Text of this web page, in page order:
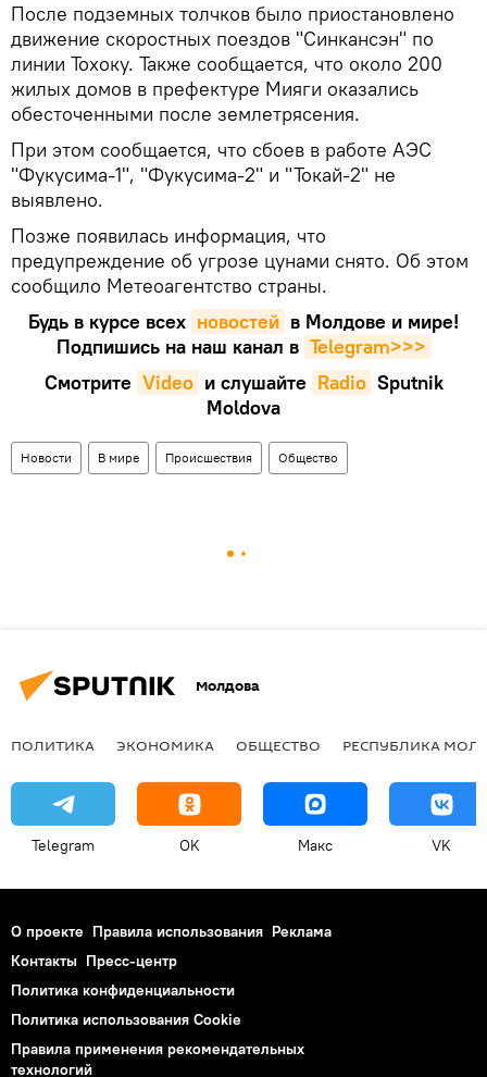
После подземных толчков было приостановлено
движение скоростных поездов "Синкансэн" по
линии Тохоку. Также сообщается, что около 200
жилых домов в префектуре Мияги оказались
обесточенными после землетрясения.
При этом сообщается, что сбоев в работе АЭС
"Фукусима-1", "Фукусима-2" и "Токай-2" не
выявлено.
Позже появилась информация, что
предупреждение об угрозе цунами снято. Об этом
сообщило Метеоагентство страны.
Будь в курсе всех новостей в Молдове и мире!
Подпишись на наш канал в Telegram>>>
Смотрите Video и слушайте Radio Sputnik
Moldova
Новости В мире Происшествия Общество
Молдова
ПОЛИТИКА ЭКОНОМИКА ОБЩЕСТВО РЕСПУБЛИКА
Telegram OK Макс VK
О проекте Правила использования Реклама
Контакты Пресс-центр
Политика конфиденциальности
Политика использования Cookie
Правила применения рекомендательных
технологий